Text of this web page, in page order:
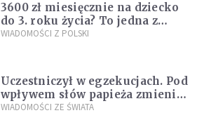
3600 zł miesięcznie na dziecko
do 3. roku życia? To jedna z
propozycji programu "Rozwój
WIADOMOŚCI Z POLSKI
Uczestniczył w egzekucjach. Pod
wpływem słów papieża zmienił
zdanie
WIADOMOŚCI ZE ŚWIATA